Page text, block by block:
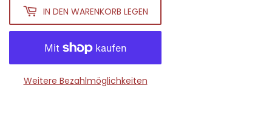
IN DEN WARENKORB LEGEN
Weitere Bezahlmöglichkeiten